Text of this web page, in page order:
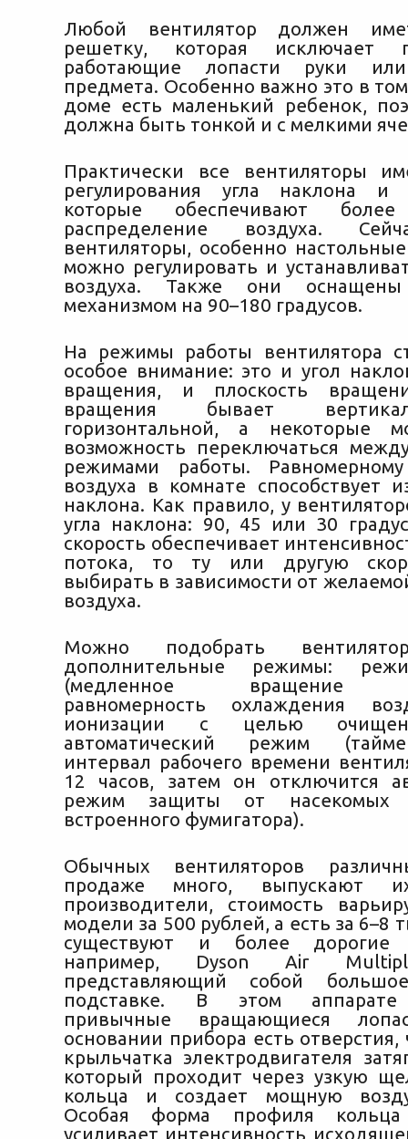
Любой вентилятор должен
решетку, которая исключает
работающие лопасти руки или
предмета. Особенно важно это в том
доме есть маленький ребенок,
должна быть тонкой и с мелкими
Практически все вентиляторы
регулирования угла наклона и
которые обеспечивают более
распределение воздуха.
вентиляторы, особенно
можно регулировать и
воздуха. Также они оснащены
механизмом на 90–180 градусов.
На режимы работы вентилятора
особое внимание: это и угол
вращения, и плоскость
вращения бывает
горизонтальной, а некоторые
возможность переключаться
режимами работы.
воздуха в комнате способствует
наклона. Как правило, у
угла наклона: 90, 45 или 30
скорость обеспечивает
потока, то ту или другую
выбирать в зависимости от
воздуха.
Можно подобрать
дополнительные режимы:
(медленное вращение
равномерность охлаждения
ионизации с целью
автоматический режим
интервал рабочего времени
12 часов, затем он отключится
режим защиты от
встроенного фумигатора).
Обычных вентиляторов
продаже много, выпускают
производители, стоимость
модели за 500 рублей, а есть за 6–8
существуют и более дорогие
например, Dyson Air
представляющий собой
подставке. В этом аппарате
привычные вращающиеся
основании прибора есть отверстия,
крыльчатка электродвигателя
который проходит через узкую
кольца и создает мощную
Особая форма профиля кольца
усиливает интенсивность